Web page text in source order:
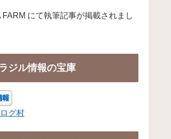
FARM にて執筆記事が掲載されまし
ジル情報の宝庫
グ村